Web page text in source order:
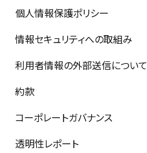
個人情報保護ポリシー
情報セキュリティへの取組み
利用者情報の外部送信について
約款
コーポレートガバナンス
透明性レポート